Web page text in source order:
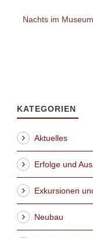
Nachts im Museum
KATEGORIEN
Aktuelles
Erfolge und
Exkursionen
Neubau